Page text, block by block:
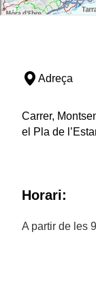
Adreça
Carrer,
el Pla de
Horari:
A partir de les